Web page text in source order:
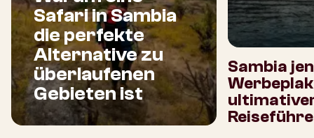
Safari in Sambia
die perfekte
Alternative zu
überlaufenen
Gebieten ist
Sambia